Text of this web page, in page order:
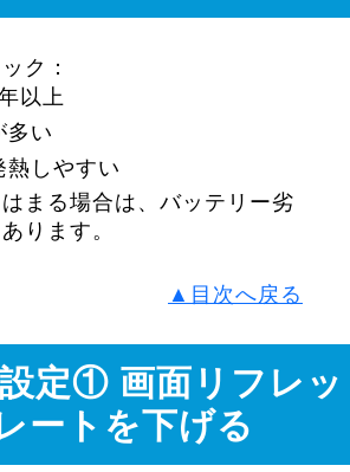
ク：
以上
い
しやすい
まる場合は、バッテリー劣
ります。
▲目次へ戻る
定① 画面リフレッ
ートを下げる